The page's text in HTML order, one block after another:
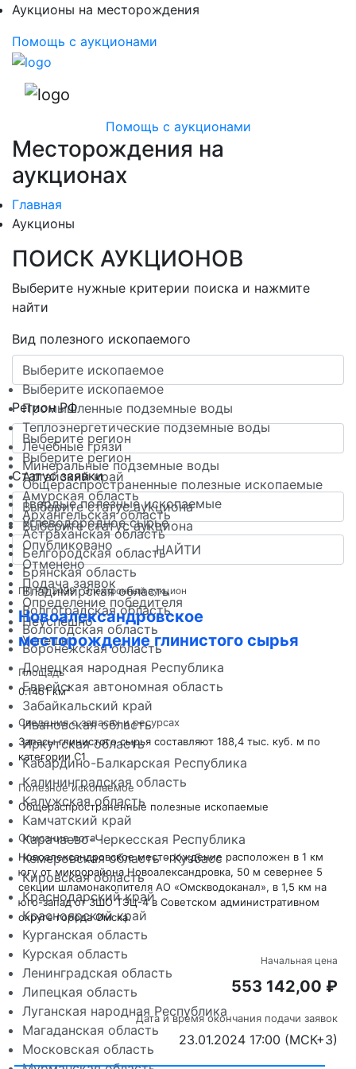
Аукционы на месторождения
Помощь с аукционами
Помощь с аукционами
Месторождения на
аукционах
Главная
Аукционы
ПОИСК АУКЦИОНОВ
Выберите нужные критерии поиска и нажмите
найти
Вид полезного ископаемого
Выберите ископаемое
Выберите ископаемое
Промышленные подземные воды
Теплоэнергетические подземные воды
Лечебные грязи
Минеральные подземные воды
Общераспространенные полезные ископаемые
Твердые полезные ископаемые
Углеводородное сырье
Регион РФ
Выберите регион
Выберите регион
Алтайский край
Амурская область
Архангельская область
Астраханская область
Белгородская область
Брянская область
Владимирская область
Волгоградская область
Вологодская область
Воронежская область
Донецкая народная Республика
Еврейская автономная область
Забайкальский край
Ивановская область
Иркутская область
Кабардино-Балкарская Республика
Калининградская область
Калужская область
Камчатский край
Карачаево-Черкесская Республика
Кемеровская область - Кузбасс
Кировская область
Краснодарский край
Красноярский край
Курганская область
Курская область
Ленинградская область
Липецкая область
Луганская народная Республика
Магаданская область
Московская область
Статус заявки
Выберите статус аукциона
Выберите статус аукциона
Опубликовано
Отменено
Подача заявок
Определение победителя
Неуспешно
Успешно
НАЙТИ
ПП РФ 2499 Электронный аукцион
Новоалександровское
месторождение глинистого сырья
Площадь
0.1451 км2
Сведения о запасах и ресурсах
Запасы глинистого сырья составляют 188,4 тыс. куб. м по
категории С1
Полезное ископаемое
Общераспространенные полезные ископаемые
Описание лота
Новоалександровское месторождение расположен в 1 км
югу от микрорайона Новоалександровка, 50 м севернее 5
секции шламонакопителя АО «Омскводоканал», в 1,5 км на
юго-запад от ЗШО ТЭЦ-4 в Советском административном
округе города Омска.
Начальная цена
553 142,00 ₽
Дата и время окончания подачи заявок
23.01.2024 17:00 (МСК+3)